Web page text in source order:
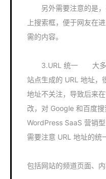
另外需要注意的是，
上搜索框，便于网友在
需的内容。
3.URL 统一 大多数
站点生成的 URL 地址，
地址不关注，导致后来
改，对 Google 和百度
WordPress SaaS 营销
需要注意 URL 地址的统
包括网站的频道页面、